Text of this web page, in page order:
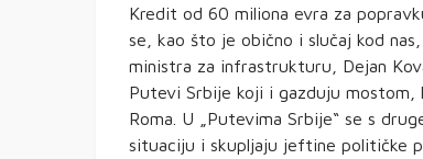
Kredit od 60 miliona evra za
se, kao što je obično i slučaj kod
ministra za infrastrukturu, Dejan
Putevi Srbije koji i gazduju mostom,
Roma. U „Putevima Srbije“ se s
situaciju i skupljaju jeftine političke